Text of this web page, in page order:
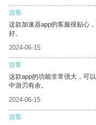
游客
这款加速器app的客服很贴心
好。
2024-06-15
游客
这款app的功能非常强大，可
中游刃有余。
2024-06-15
游客